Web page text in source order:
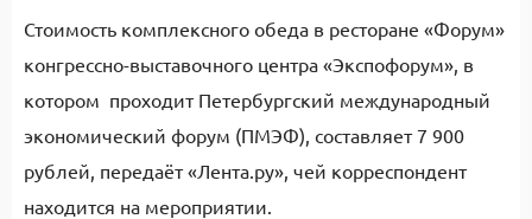
Стоимость комплексного обеда в ресторане «Форум»
конгрессно-выставочного центра «Экспофорум», в
котором проходит Петербургский международный
экономический форум (ПМЭФ), составляет 7 900
рублей, передаёт «Лента.ру», чей корреспондент
находится на мероприятии.